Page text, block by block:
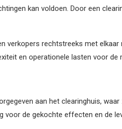
kan voldoen. Door een
verkopers rechtstreeks met
en operationele lasten voor de
aan het clearinghuis,
voor de gekochte effecten en de